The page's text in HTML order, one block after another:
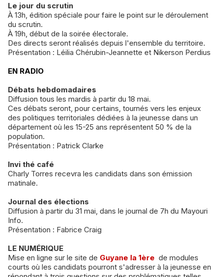
Le jour du scrutin
À 13h, édition spéciale pour faire le point sur le déroulement
du scrutin.
À 19h, début de la soirée électorale.
Des directs seront réalisés depuis l'ensemble du territoire.
Présentation : Léilia Chérubin-Jeannette et Nikerson Perdius
EN RADIO
Débats hebdomadaires
Diffusion tous les mardis à partir du 18 mai.
Ces débats seront, pour certains, tournés vers les enjeux
des politiques territoriales dédiées à la jeunesse dans un
département où les 15-25 ans représentent 50 % de la
population.
Présentation : Patrick Clarke
Invi thé café
Charly Torres recevra les candidats dans son émission
matinale.
Journal des élections
Diffusion à partir du 31 mai, dans le journal de 7h du Mayouri
Info.
Présentation : Fabrice Craig
LE NUMÉRIQUE
Mise en ligne sur le site de Guyane la 1ère de modules
courts où les candidats pourront s'adresser à la jeunesse en